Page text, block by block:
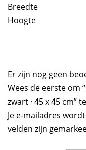
Breedte
Hoogte
Er zijn nog geen
Wees de eerste om
zwart · 45 x 45 cm”
Je e-mailadres
velden zijn